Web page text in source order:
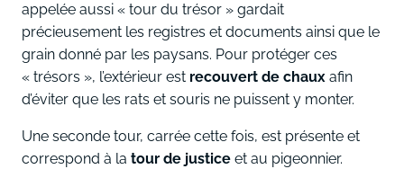
appelée aussi « tour du trésor » gardait
précieusement les registres et documents ainsi que le
grain donné par les paysans. Pour protéger ces
« trésors », l’extérieur est recouvert de chaux afin
d’éviter que les rats et souris ne puissent y monter.
Une seconde tour, carrée cette fois, est présente et
correspond à la tour de justice et au pigeonnier.